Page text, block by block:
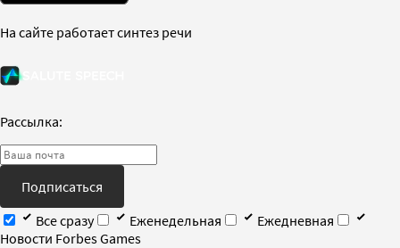
На сайте работает синтез речи
Рассылка:
Подписаться
Все сразу
Еженедельная
Ежедневная
Новости Forbes Games